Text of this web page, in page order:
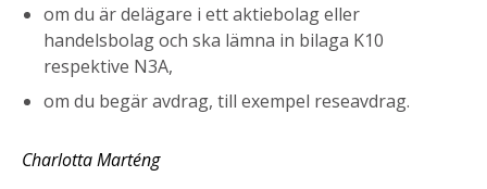
om du är delägare i ett aktiebolag eller
handelsbolag och ska lämna in bilaga K10
respektive N3A,
om du begär avdrag, till exempel reseavdrag.
Charlotta Marténg